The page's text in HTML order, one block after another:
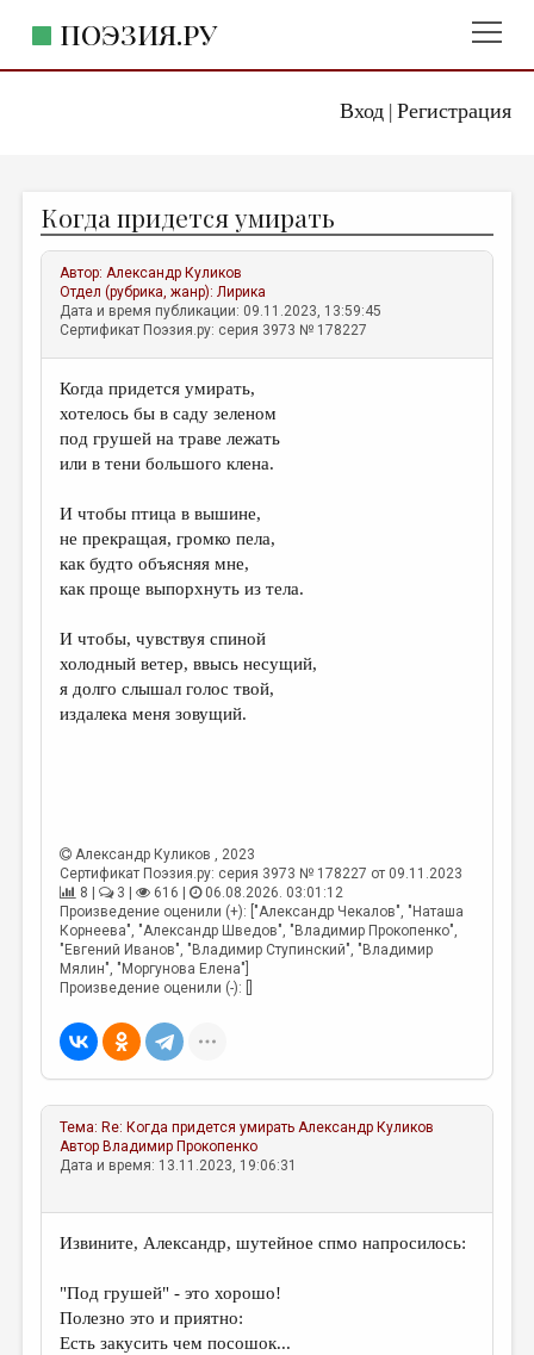
Вход| Регистрация
ПОЭЗИЯ.РУ
ЖАНРЫ
АВТОРЫ
КОММЕНТАРИИ
ЛИТСАЛОН
НОВОСТИ
ПРАВИЛА САЙТА
ИЗБРАННОЕ
ДАЙДЖЕСТ
ПЕРЕВОДЫ
КОНКУРСЫ
СТРАНИЦЫ ПАМЯТИ
ОБЪЯВЛЕНИЯ
КОЛОНКА РЕДАКТОРА
РЕДКОЛЛЕГИЯ
ОТ РЕДАКЦИИ
МАЛАЯ ПРОЗА
ЭССЕИСТИКА
ЛИТЕРАТУРОВЕДЕНИЕ
ПУБЛИЦИСТИКА
РЕЦЕНЗИРОВАНИЕ
ЦИКЛЫ ПУБЛИКАЦИЙ
Когда придется умирать
Автор:Александр Куликов
Отдел (рубрика, жанр):Лирика
Дата и время публикации: 09.11.2023, 13:59:45
Сертификат Поэзия.ру: серия 3973 № 178227
Когда придется умирать,
хотелось бы в саду зеленом
под грушей на траве лежать
или в тени большого клена.
И чтобы птица в вышине,
не прекращая, громко пела,
как будто объясняя мне,
как проще выпорхнуть из тела.
И чтобы, чувствуя спиной
холодный ветер, ввысь несущий,
я долго слышал голос твой,
издалека меня зовущий.
Александр Куликов , 2023
Сертификат Поэзия.ру: серия 3973 № 178227 от 09.11.2023
8 |
3 | 616 |
06.08.2026. 03:01:12
Произведение оценили (+): ["Александр Чекалов", "Наташа
Корнеева", "Александр Шведов", "Владимир Прокопенко",
"Евгений Иванов", "Владимир Ступинский", "Владимир
Мялин", "Моргунова Елена"]
Произведение оценили (-): []
Тема: Re: Когда придется умирать Александр Куликов
Автор Владимир Прокопенко
Дата и время: 13.11.2023, 19:06:31
Извините, Александр, шутейное спмо напросилось:
"Под грушей" - это хорошо!
Полезно это и приятно:
Есть закусить чем посошок...